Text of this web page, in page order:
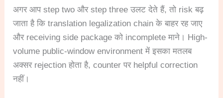
अगर आप step two और step three उलट देते हैं, तो risk बढ़
जाता है कि translation legalization chain के बाहर रह जाए
और receiving side package को incomplete माने। High-
volume public-window environment में इसका मतलब
अक्सर rejection होता है, counter पर helpful correction
नहीं।